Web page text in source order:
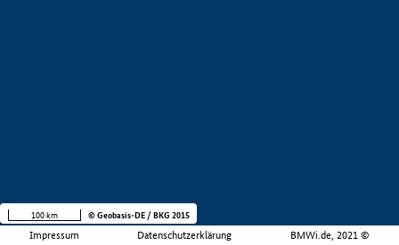
Impressum Datenschutzerklärung BMWi.de, 2021 ©
100 km © Geobasis-DE / BKG 2015